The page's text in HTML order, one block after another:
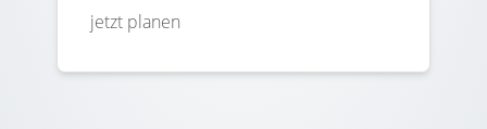
jetzt planen